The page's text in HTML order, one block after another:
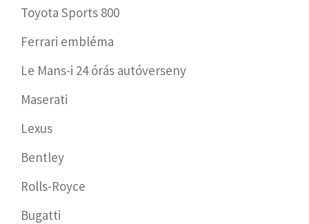
Toyota Sports 800
Ferrari embléma
Le Mans-i 24 órás autóverseny
Maserati
Lexus
Bentley
Rolls-Royce
Bugatti